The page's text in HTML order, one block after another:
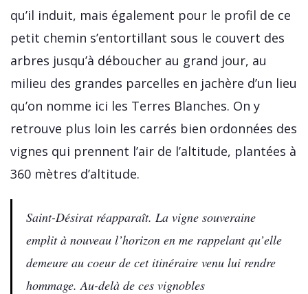
qu’il induit, mais également pour le profil de ce
petit chemin s’entortillant sous le couvert des
arbres jusqu’à déboucher au grand jour, au
milieu des grandes parcelles en jachère d’un lieu
qu’on nomme ici les Terres Blanches. On y
retrouve plus loin les carrés bien ordonnées des
vignes qui prennent l’air de l’altitude, plantées à
360 mètres d’altitude.
Saint-Désirat réapparaît. La vigne souveraine
emplit à nouveau l’horizon en me rappelant qu’elle
demeure au coeur de cet itinéraire venu lui rendre
hommage. Au-delà de ces vignobles